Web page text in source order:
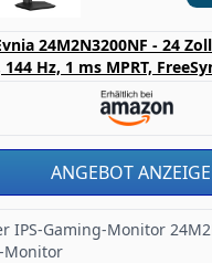
24M2N3200NF - 24
Hz, 1 ms MPRT,
HDMI 2.0,
ANGEBOT
IPS-Gaming-Monitor
Monitor